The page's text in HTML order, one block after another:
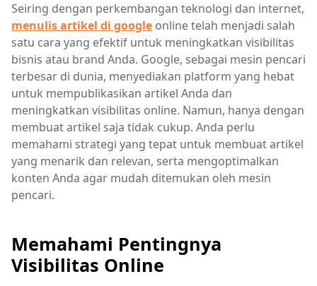
Seiring dengan perkembangan teknologi dan internet,
menulis artikel di google online telah menjadi salah
satu cara yang efektif untuk meningkatkan visibilitas
bisnis atau brand Anda. Google, sebagai mesin pencari
terbesar di dunia, menyediakan platform yang hebat
untuk mempublikasikan artikel Anda dan
meningkatkan visibilitas online. Namun, hanya dengan
membuat artikel saja tidak cukup. Anda perlu
memahami strategi yang tepat untuk membuat artikel
yang menarik dan relevan, serta mengoptimalkan
konten Anda agar mudah ditemukan oleh mesin
pencari.
Memahami Pentingnya
Visibilitas Online